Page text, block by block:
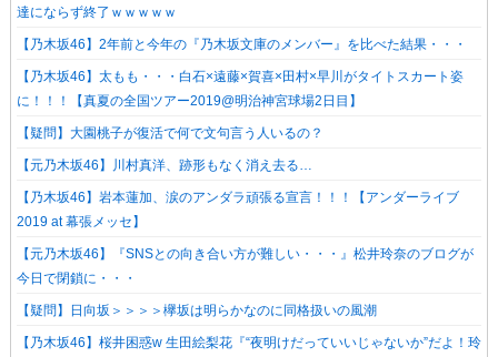
達にならず終了ｗｗｗｗｗ
【乃木坂46】2年前と今年の『乃木坂文庫のメンバー』を比べた結果・・・
【乃木坂46】太もも・・・白石×遠藤×賀喜×田村×早川がタイトスカート姿
に！！！【真夏の全国ツアー2019@明治神宮球場2日目】
【疑問】大園桃子が復活で何で文句言う人いるの？
【元乃木坂46】川村真洋、跡形もなく消え去る…
【乃木坂46】岩本蓮加、涙のアンダラ頑張る宣言！！！【アンダーライブ
2019 at 幕張メッセ】
【元乃木坂46】『SNSとの向き合い方が難しい・・・』松井玲奈のブログが
今日で閉鎖に・・・
【疑問】日向坂＞＞＞＞欅坂は明らかなのに同格扱いの風潮
【乃木坂46】桜井困惑w 生田絵梨花『“夜明けだっていいじゃないか”だよ！玲